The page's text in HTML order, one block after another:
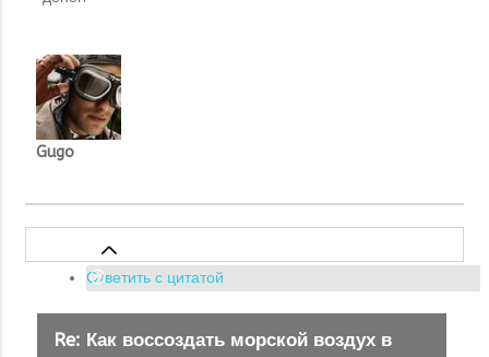
Gugo
Ответить с цитатой
Re: Как воссоздать морской воздух в